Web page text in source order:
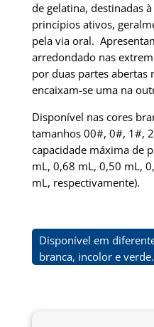
de gelatina, destinadas
princípios ativos,
pela via oral.
arredondado nas
por duas partes abertas
encaixam-se uma na
Disponível nas cores
tamanhos 00#, 0#, 1#,
capacidade máxima de
mL, 0,68 mL, 0,50 mL,
mL, respectivamente).
Disponível em
branca, incolor e verde.